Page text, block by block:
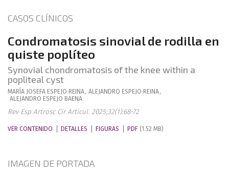
CASOS CLÍNICOS
Condromatosis sinovial de rodilla en
quiste poplíteo
Synovial chondromatosis of the knee within a
popliteal cyst
MARÍA JOSEFA ESPEJO REINA, ALEJANDRO ESPEJO REINA,
ALEJANDRO ESPEJO BAENA
Rev Esp Artrosc Cir Articul. 2025;32(1):68-72
VER CONTENIDO DETALLES FIGURAS PDF (1.52 MB)
IMAGEN DE PORTADA